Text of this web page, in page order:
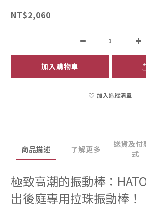
NT$2,060
加入購物車
加入追蹤清單
商品描述 了解更多
送貨及付
式
極致高潮的振動棒：
出後庭專用拉珠振動棒！